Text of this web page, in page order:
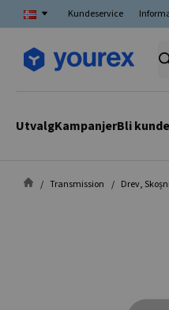
Kundeservice
UtvalgKampanjerBli kunde
Transmission Drev,